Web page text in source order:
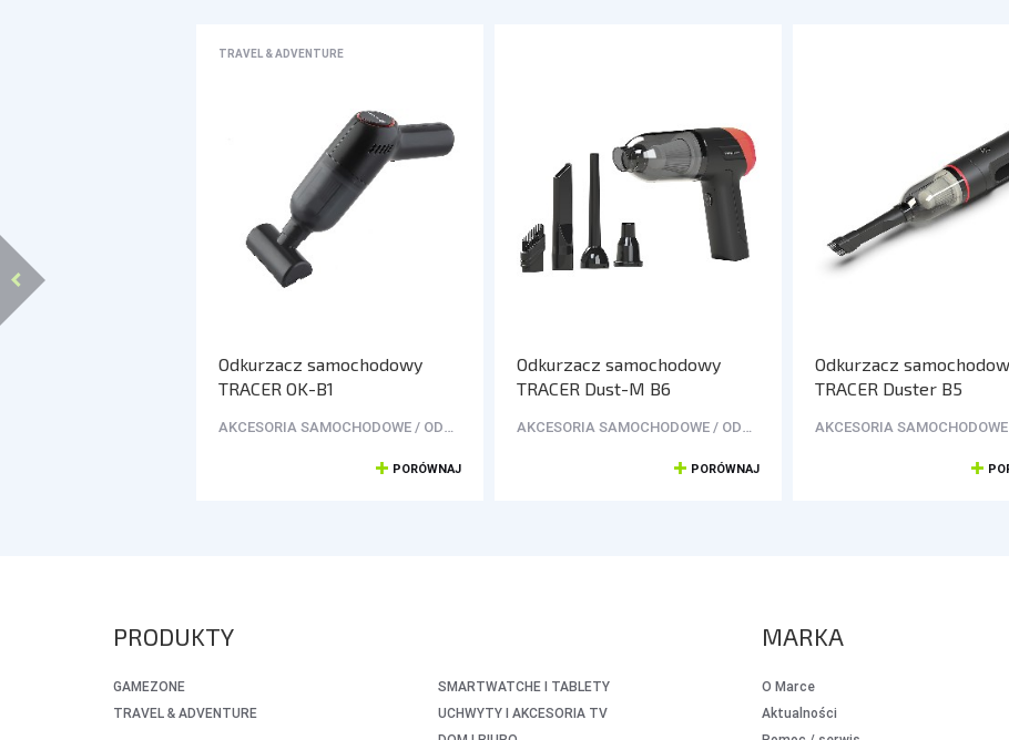
TRAVEL & ADVENTURE
Odkurzacz samochodowy
TRACER OK-B1
AKCESORIA SAMOCHODOWE / ODKURZACZE
PORÓWNAJ
Odkurzacz samochodowy
TRACER Dust-M B6
AKCESORIA SAMOCHODOWE / ODKURZACZE
PORÓWNAJ
Odkurzacz
TRACER Duster B5
PRODUKTY
GAMEZONE
TRAVEL & ADVENTURE
SMARTWATCHE I TABLETY
UCHWYTY I AKCESORIA TV
MARKA
O Marce
Aktualności